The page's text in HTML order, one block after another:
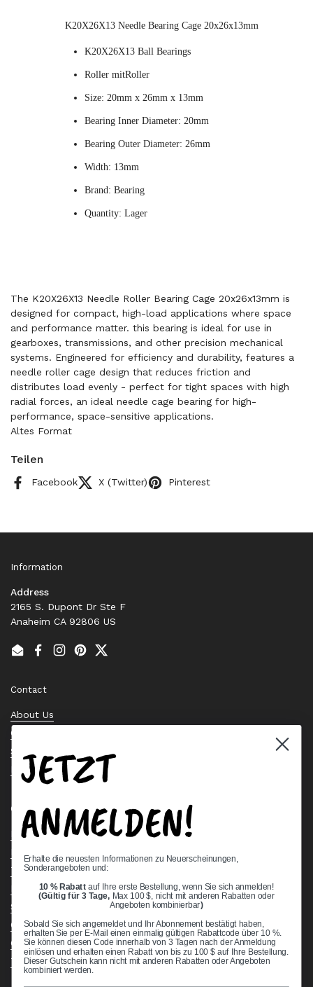
K20X26X13 Needle Bearing Cage 20x26x13mm
K20X26X13 Ball Bearings
Roller mitRoller
Size: 20mm x 26mm x 13mm
Bearing Inner Diameter: 20mm
Bearing Outer Diameter: 26mm
Width: 13mm
Brand: Bearing
Quantity: Lager
The K20X26X13 Needle Roller Bearing Cage 20x26x13mm is
designed for compact, high-load applications where space
and performance matter. this bearing is ideal for use in
gearboxes, transmissions, and other precision mechanical
systems. Engineered for efficiency and durability, features a
needle roller cage design that reduces friction and
distributes load evenly - perfect for tight spaces with high
radial forces, an ideal needle cage bearing for high-
performance, space-sensitive applications.
Altes Format
Teilen
Facebook X (Twitter) Pinterest
Information
Address
2165 S. Dupont Dr Ste F
Anaheim CA 92806 US
EmailFacebook
Instagram
PinterestTwitter
Contact
About Us
Contact Us
Stock Check
Request a Quote
Quick links
Bearing Knowledge Center
Terms & Conditions
Return & Refund Policy
Shipping Policy
Open Cookie Banner
Comprehensive Guide to Ball Bearings
Track your Order
JETZT
ANMELDEN!
Erhalte die neuesten Informationen zu Neuerscheinungen,
Sonderangeboten und:
10 % Rabatt auf Ihre erste Bestellung, wenn Sie sich anmelden!
(Gültig für 3 Tage, Max 100 $, nicht mit anderen Rabatten oder
Angeboten kombinierbar)
Sobald Sie sich angemeldet und Ihr Abonnement bestätigt haben,
erhalten Sie per E-Mail einen einmalig gültigen Rabattcode über 10 %.
Sie können diesen Code innerhalb von 3 Tagen nach der Anmeldung
einlösen und erhalten einen Rabatt von bis zu 100 $ auf Ihre Bestellung.
Dieser Gutschein kann nicht mit anderen Rabatten oder Angeboten
kombiniert werden.